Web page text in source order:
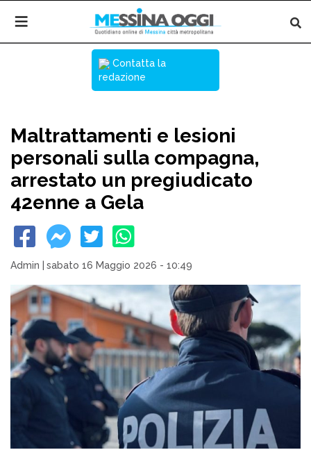
Contatta la
redazione
Maltrattamenti e lesioni
personali sulla compagna,
arrestato un pregiudicato
42enne a Gela
Admin sabato 16 Maggio 2026 - 10:49